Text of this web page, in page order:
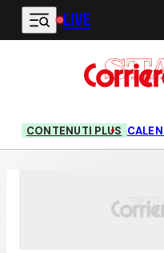
Vai al contenuto principale
LIVE
CONTENUTI PLUS